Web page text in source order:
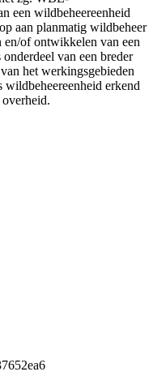
een wildbeheereenheid
aan planmatig wildbeheer
en/of ontwikkelen van een
van een breder
het werkingsgebieden
erkend